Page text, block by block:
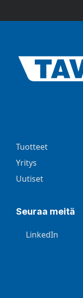
Tuotteet
Yritys
Uutiset
Seuraa meitä
LinkedIn